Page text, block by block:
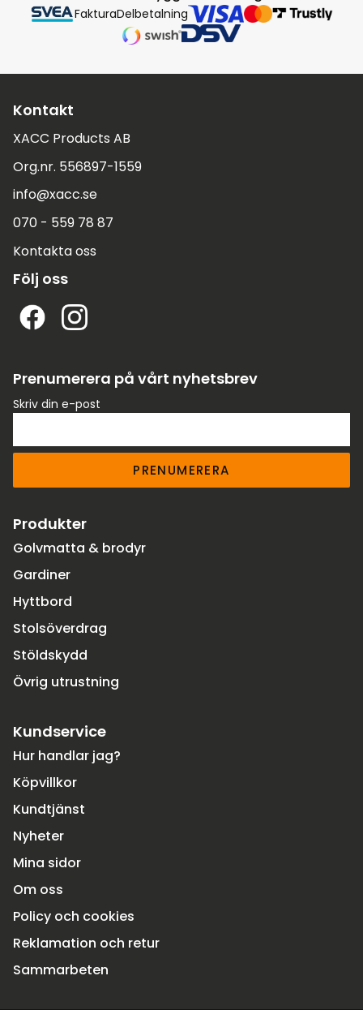
FakturaDelbetalning
Kontakt
XACC Products AB
Org.nr. 556897-1559
info@xacc.se
070 - 559 78 87
Kontakta oss
Följ oss
Prenumerera på vårt nyhetsbrev
Skriv din e-post
PRENUMERERA
Produkter
Golvmatta & brodyr
Gardiner
Hyttbord
Stolsöverdrag
Stöldskydd
Övrig utrustning
Kundservice
Hur handlar jag?
Köpvillkor
Kundtjänst
Nyheter
Mina sidor
Om oss
Policy och cookies
Reklamation och retur
Sammarbeten